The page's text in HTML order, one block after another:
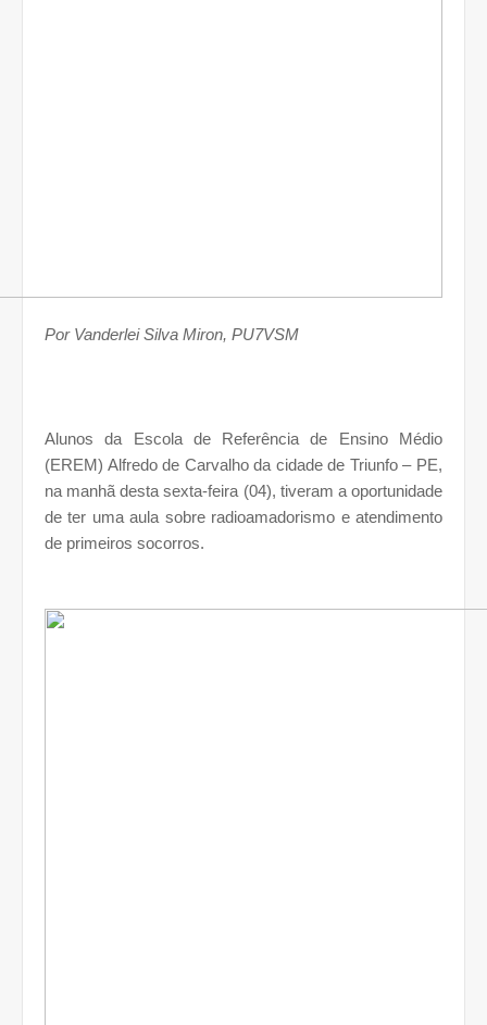
Por Vanderlei Silva Miron, PU7VSM
Alunos da Escola de Referência de Ensino Médio
(EREM) Alfredo de Carvalho da cidade de Triunfo – PE,
na manhã desta sexta-feira (04), tiveram a oportunidade
de ter uma aula sobre radioamadorismo e atendimento
de primeiros socorros.